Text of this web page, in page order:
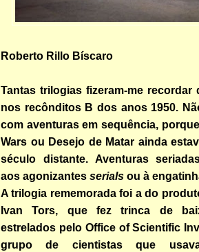
Roberto Rillo Bíscaro
Tantas trilogias fizeram-me recordar
nos recônditos B dos anos 1950.
com aventuras em sequência,
Wars ou Desejo de Matar ainda
século distante. Aventuras
aos agonizantes serials ou à
A trilogia rememorada foi a do
Ivan Tors, que fez trinca de
estrelados pelo Office of Scientific
grupo de cientistas que